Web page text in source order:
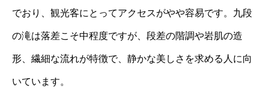
でおり、観光客にとってアクセスがやや容易です。九段
の滝は落差こそ中程度ですが、段差の階調や岩肌の造
形、繊細な流れが特徴で、静かな美しさを求める人に向
いています。